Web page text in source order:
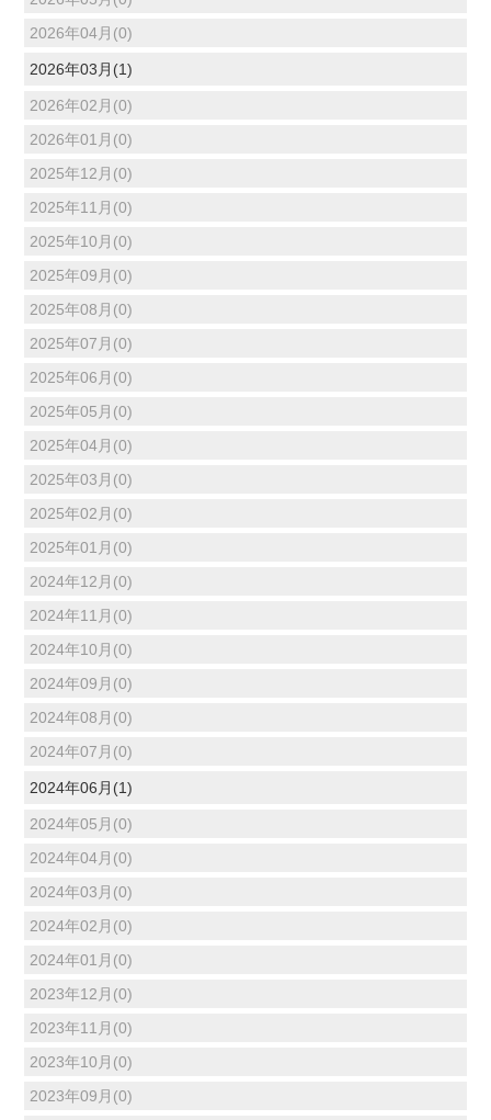
2026年04月(0)
2026年03月(1)
2026年02月(0)
2026年01月(0)
2025年12月(0)
2025年11月(0)
2025年10月(0)
2025年09月(0)
2025年08月(0)
2025年07月(0)
2025年06月(0)
2025年05月(0)
2025年04月(0)
2025年03月(0)
2025年02月(0)
2025年01月(0)
2024年12月(0)
2024年11月(0)
2024年10月(0)
2024年09月(0)
2024年08月(0)
2024年07月(0)
2024年06月(1)
2024年05月(0)
2024年04月(0)
2024年03月(0)
2024年02月(0)
2024年01月(0)
2023年12月(0)
2023年11月(0)
2023年10月(0)
2023年09月(0)